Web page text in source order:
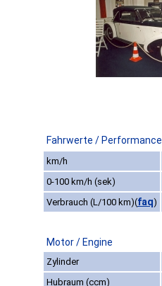
Fahrwerte / Performance
km/h
0-100 km/h (sek)
Verbrauch (L/100 km)(faq)
Motor / Engine
Zylinder
Hubraum (ccm)